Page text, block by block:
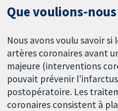
Que voulions-
Nous avons voulu savoir
artères coronaires avant
majeure (interventions
pouvait prévenir
postopératoire. Les
coronaires consistent à